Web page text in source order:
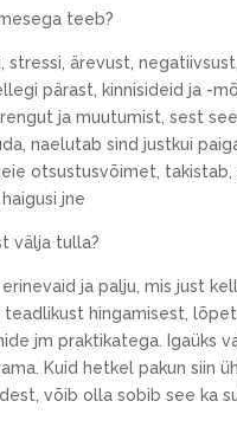
teeb?
stressi, ärevust,
pärast, kinnisideid ja -
ja muutumist, sest
naelutab sind justkui
otsustusvõimet, takistab,
jne
välja tulla?
erinevaid ja palju, mis just
teadlikust hingamisest,
jm praktikatega. Igaüks
Kuid hetkel pakun siin
võib olla sobib see ka